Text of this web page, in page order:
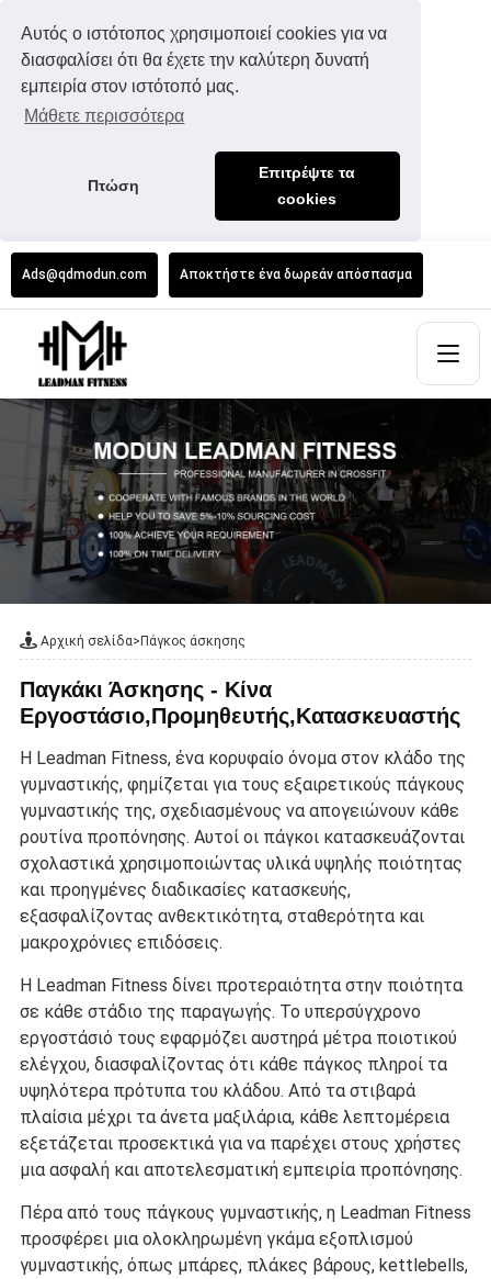
Αυτός ο ιστότοπος χρησιμοποιεί cookies για να
διασφαλίσει ότι θα έχετε την καλύτερη δυνατή
εμπειρία στον ιστότοπό μας.
Μάθετε περισσότερα
Πτώση
Επιτρέψτε τα
cookies
Ads@qdmodun.com Αποκτήστε ένα δωρεάν απόσπασμα
Αρχική σελίδα>Πάγκος άσκησης
Παγκάκι Άσκησης - Κίνα
Εργοστάσιο,Προμηθευτής,Κατασκευαστής
Η Leadman Fitness, ένα κορυφαίο όνομα στον κλάδο της
γυμναστικής, φημίζεται για τους εξαιρετικούς πάγκους
γυμναστικής της, σχεδιασμένους να απογειώνουν κάθε
ρουτίνα προπόνησης. Αυτοί οι πάγκοι κατασκευάζονται
σχολαστικά χρησιμοποιώντας υλικά υψηλής ποιότητας
και προηγμένες διαδικασίες κατασκευής,
εξασφαλίζοντας ανθεκτικότητα, σταθερότητα και
μακροχρόνιες επιδόσεις.
Η Leadman Fitness δίνει προτεραιότητα στην ποιότητα
σε κάθε στάδιο της παραγωγής. Το υπερσύγχρονο
εργοστάσιό τους εφαρμόζει αυστηρά μέτρα ποιοτικού
ελέγχου, διασφαλίζοντας ότι κάθε πάγκος πληροί τα
υψηλότερα πρότυπα του κλάδου. Από τα στιβαρά
πλαίσια μέχρι τα άνετα μαξιλάρια, κάθε λεπτομέρεια
εξετάζεται προσεκτικά για να παρέχει στους χρήστες
μια ασφαλή και αποτελεσματική εμπειρία προπόνησης.
Πέρα από τους πάγκους γυμναστικής, η Leadman Fitness
προσφέρει μια ολοκληρωμένη γκάμα εξοπλισμού
γυμναστικής, όπως μπάρες, πλάκες βάρους, kettlebells,